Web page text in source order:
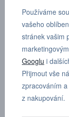
45° šroubení
1/2”, D 8 mm
Dle tloušťky hadice
Používáme
vašeho
stránek vašim
Googlu i
Přijmout vše
zpracováním
z nakupování.